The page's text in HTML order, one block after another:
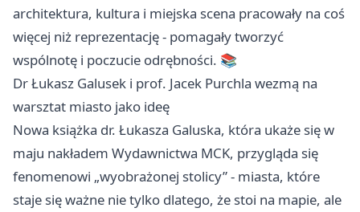
architektura, kultura i miejska scena pracowały na coś
więcej niż reprezentację - pomagały tworzyć
wspólnotę i poczucie odrębności. 📚
Dr Łukasz Galusek i prof. Jacek Purchla wezmą na
warsztat miasto jako ideę
Nowa książka dr. Łukasza Galuska, która ukaże się w
maju nakładem Wydawnictwa MCK, przygląda się
fenomenowi „wyobrażonej stolicy” - miasta, które
staje się ważne nie tylko dlatego, że stoi na mapie, ale